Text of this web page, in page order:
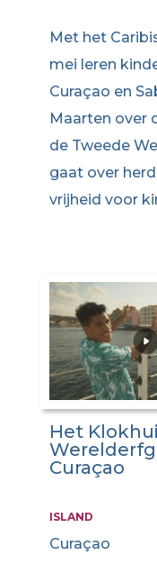
Met het
mei leren
Curaçao en
Maarten over
de Tweede
gaat over
vrijheid voor
Het
Curaçao
ISLAND
Curaçao